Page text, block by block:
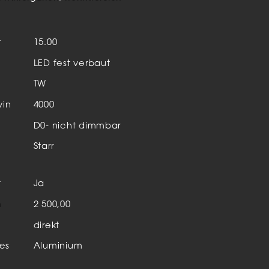
15.00
LED fest verbaut
TW
4000
D0- nicht dimmbar
Starr
Ja
2 500,00
direkt
Aluminium